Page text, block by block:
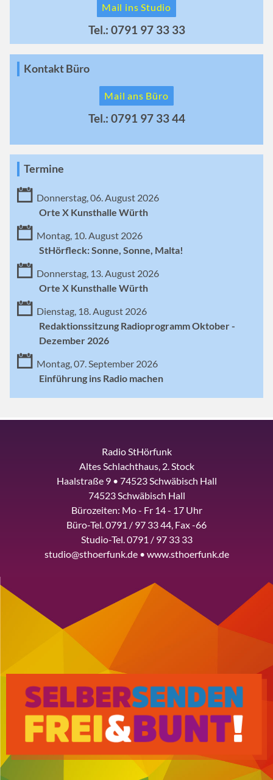
Mail ins Studio
Tel.: 0791 97 33 33
Kontakt Büro
Mail ans Büro
Tel.: 0791 97 33 44
Termine
Donnerstag, 06. August 2026
Orte X Kunsthalle Würth
Montag, 10. August 2026
StHörfleck: Sonne, Sonne, Malta!
Donnerstag, 13. August 2026
Orte X Kunsthalle Würth
Dienstag, 18. August 2026
Redaktionssitzung Radioprogramm Oktober -
Dezember 2026
Montag, 07. September 2026
Einführung ins Radio machen
Radio StHörfunk
Altes Schlachthaus, 2. Stock
Haalstraße 9 • 74523 Schwäbisch Hall
74523 Schwäbisch Hall
Bürozeiten: Mo - Fr 14 - 17 Uhr
Büro-Tel. 0791 / 97 33 44, Fax -66
Studio-Tel. 0791 / 97 33 33
studio@sthoerfunk.de • www.sthoerfunk.de